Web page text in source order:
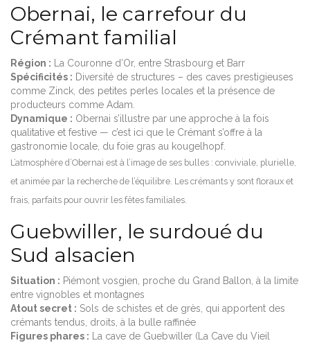
Obernai, le carrefour du
Crémant familial
Région : La Couronne d’Or, entre Strasbourg et Barr
Spécificités : Diversité de structures – des caves prestigieuses
comme Zinck, des petites perles locales et la présence de
producteurs comme Adam.
Dynamique : Obernai s’illustre par une approche à la fois
qualitative et festive — c’est ici que le Crémant s’offre à la
gastronomie locale, du foie gras au kougelhopf.
L’atmosphère d’Obernai est à l’image de ses bulles : conviviale, plurielle,
et animée par la recherche de l’équilibre. Les crémants y sont floraux et
frais, parfaits pour ouvrir les fêtes familiales.
Guebwiller, le surdoué du
Sud alsacien
Situation : Piémont vosgien, proche du Grand Ballon, à la limite
entre vignobles et montagnes
Atout secret : Sols de schistes et de grès, qui apportent des
crémants tendus, droits, à la bulle raffinée
Figures phares : La cave de Guebwiller (La Cave du Vieil